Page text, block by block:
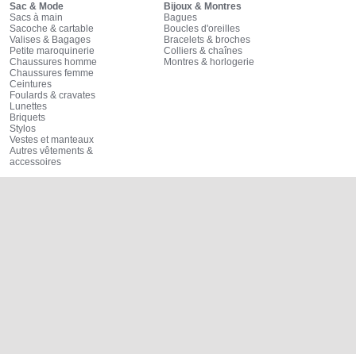
Sac & Mode
Sacs à main
Sacoche & cartable
Valises & Bagages
Petite maroquinerie
Chaussures homme
Chaussures femme
Ceintures
Foulards & cravates
Lunettes
Briquets
Stylos
Vestes et manteaux
Autres vêtements &
accessoires
Bijoux & Montres
Bagues
Boucles d'oreilles
Bracelets & broches
Colliers & chaînes
Montres & horlogerie